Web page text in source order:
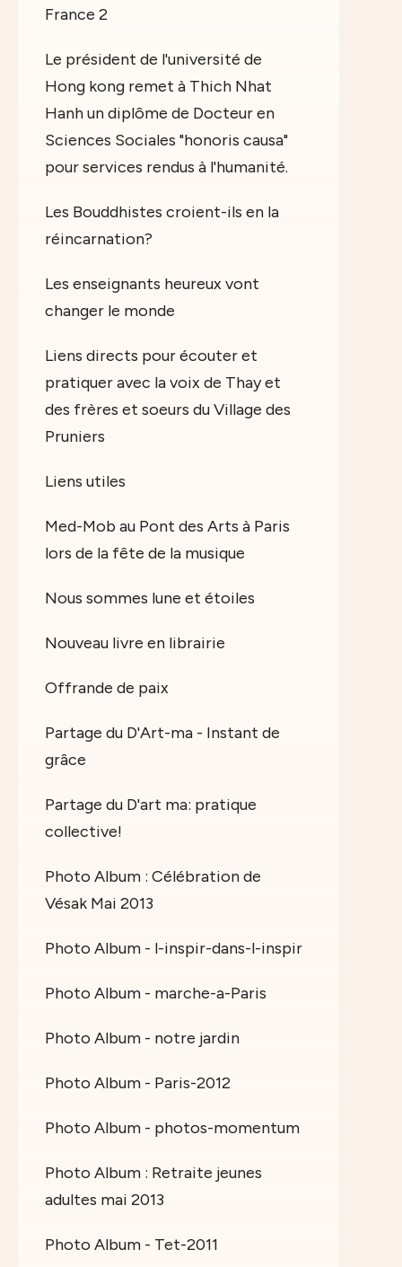
France 2
Le président de l'université de
Hong kong remet à Thich Nhat
Hanh un diplôme de Docteur en
Sciences Sociales "honoris causa"
pour services rendus à l'humanité.
Les Bouddhistes croient-ils en la
réincarnation?
Les enseignants heureux vont
changer le monde
Liens directs pour écouter et
pratiquer avec la voix de Thay et
des frères et soeurs du Village des
Pruniers
Liens utiles
Med-Mob au Pont des Arts à Paris
lors de la fête de la musique
Nous sommes lune et étoiles
Nouveau livre en librairie
Offrande de paix
Partage du D'Art-ma - Instant de
grâce
Partage du D'art ma: pratique
collective!
Photo Album : Célébration de
Vésak Mai 2013
Photo Album - l-inspir-dans-l-inspir
Photo Album - marche-a-Paris
Photo Album - notre jardin
Photo Album - Paris-2012
Photo Album - photos-momentum
Photo Album : Retraite jeunes
adultes mai 2013
Photo Album - Tet-2011